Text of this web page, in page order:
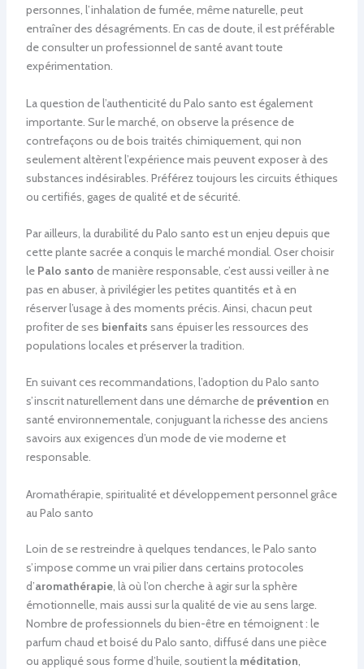
personnes, l’inhalation de fumée, même naturelle, peut
entraîner des désagréments. En cas de doute, il est préférable
de consulter un professionnel de santé avant toute
expérimentation.
La question de l’authenticité du Palo santo est également
importante. Sur le marché, on observe la présence de
contrefaçons ou de bois traités chimiquement, qui non
seulement altèrent l’expérience mais peuvent exposer à des
substances indésirables. Préférez toujours les circuits éthiques
ou certifiés, gages de qualité et de sécurité.
Par ailleurs, la durabilité du Palo santo est un enjeu depuis que
cette plante sacrée a conquis le marché mondial. Oser choisir
le Palo santo de manière responsable, c’est aussi veiller à ne
pas en abuser, à privilégier les petites quantités et à en
réserver l’usage à des moments précis. Ainsi, chacun peut
profiter de ses bienfaits sans épuiser les ressources des
populations locales et préserver la tradition.
En suivant ces recommandations, l’adoption du Palo santo
s’inscrit naturellement dans une démarche de prévention en
santé environnementale, conjuguant la richesse des anciens
savoirs aux exigences d’un mode de vie moderne et
responsable.
Aromathérapie, spiritualité et développement personnel grâce
au Palo santo
Loin de se restreindre à quelques tendances, le Palo santo
s’impose comme un vrai pilier dans certains protocoles
d’aromathérapie, là où l’on cherche à agir sur la sphère
émotionnelle, mais aussi sur la qualité de vie au sens large.
Nombre de professionnels du bien-être en témoignent : le
parfum chaud et boisé du Palo santo, diffusé dans une pièce
ou appliqué sous forme d’huile, soutient la méditation,